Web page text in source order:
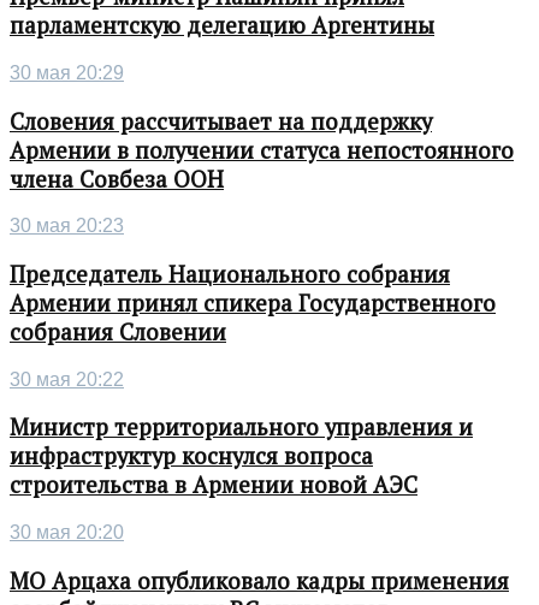
парламентскую делегацию Аргентины
30 мая 20:29
Словения рассчитывает на поддержку
Армении в получении статуса непостоянного
члена Совбеза ООН
30 мая 20:23
Председатель Национального собрания
Армении принял спикера Государственного
собрания Словении
30 мая 20:22
Министр территориального управления и
инфраструктур коснулся вопроса
строительства в Армении новой АЭС
30 мая 20:20
МО Арцаха опубликовало кадры применения